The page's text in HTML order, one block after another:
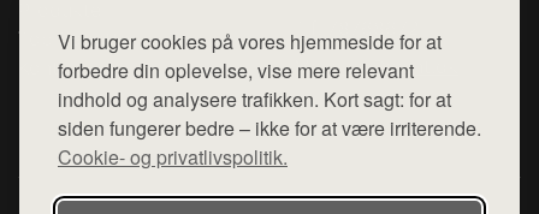
Vi bruger cookies på vores hjemmeside for at
forbedre din oplevelse, vise mere relevant
indhold og analysere trafikken. Kort sagt: for at
siden fungerer bedre – ikke for at være irriterende.
Cookie- og privatlivspolitik.
Top Rabatter
Kontakt
Mail: hej@want.dk
Cookie- og privatlivspolitik